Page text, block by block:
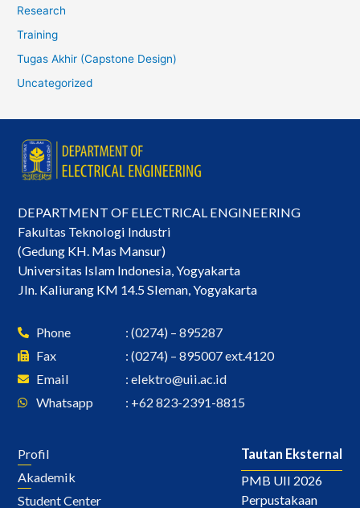
Research
Training
Tugas Akhir (Capstone Design)
Uncategorized
DEPARTMENT OF ELECTRICAL ENGINEERING
Fakultas Teknologi Industri
(Gedung KH. Mas Mansur)
Universitas Islam Indonesia, Yogyakarta
Jln. Kaliurang KM 14.5 Sleman, Yogyakarta
Phone
Fax
Email
Whatsapp
: (0274) – 895287
: (0274) – 895007 ext.4120
: elektro@uii.ac.id
: +62 823-2391-8815
Profil
Akademik
Student Center
Tautan Eksternal
PMB UII 2026
Perpustakaan